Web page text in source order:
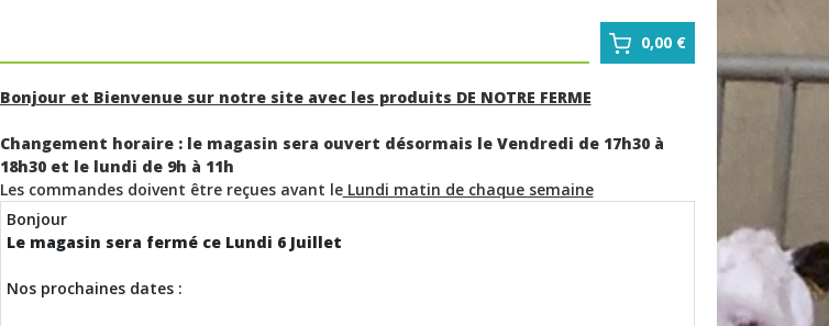
0,00 €
Bonjour et Bienvenue sur notre site avec les produits DE NOTRE FERME
Changement horaire : le magasin sera ouvert désormais le Vendredi de 17h30 à
18h30 et le lundi de 9h à 11h
Les commandes doivent être reçues avant leLundi matin de chaque semaine
Bonjour
Le magasin sera fermé ce Lundi 6 Juillet
Nos prochaines dates :